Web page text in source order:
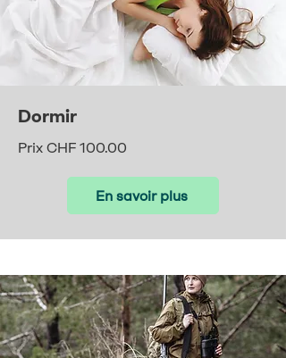
Dormir
Prix CHF 100.00
En savoir plus